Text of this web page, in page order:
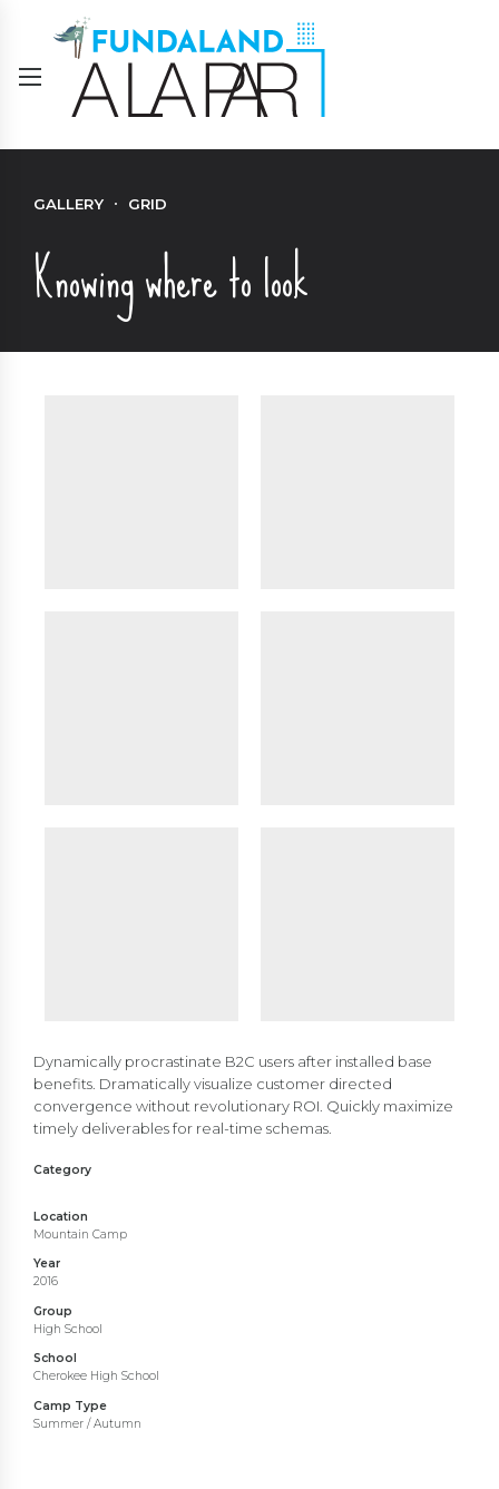
GALLERY GRID
Knowing where to look
Dynamically procrastinate B2C users after installed base
benefits. Dramatically visualize customer directed
convergence without revolutionary ROI. Quickly maximize
timely deliverables for real-time schemas.
Category
Location
Mountain Camp
Year
2016
Group
High School
School
Cherokee High School
Camp Type
Summer / Autumn